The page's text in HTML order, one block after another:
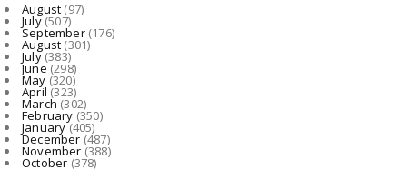
निर्माण श्रमिकों के कल्याण हेतु अनेक महत्वपूर्ण निर्णयों को ...
शासन की जनकल्याणकारी योजनाओं का करें समयबद्ध क्रियान्वयन , प...
August (97)
July(507)
September(176)
August (301)
July(383)
June(298)
May (320)
April (323)
March (302)
February (350)
January(405)
December (487)
November (388)
October (378)